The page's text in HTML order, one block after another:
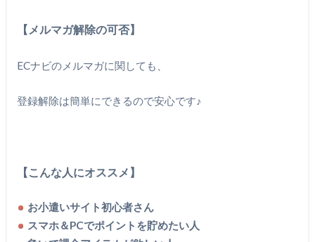
【メルマガ解除の可否】
ECナビのメルマガに関しても、
登録解除は簡単にできるので安心です♪
【こんな人にオススメ】
お小遣いサイト初心者さん
スマホ＆PCでポイントを貯めたい人